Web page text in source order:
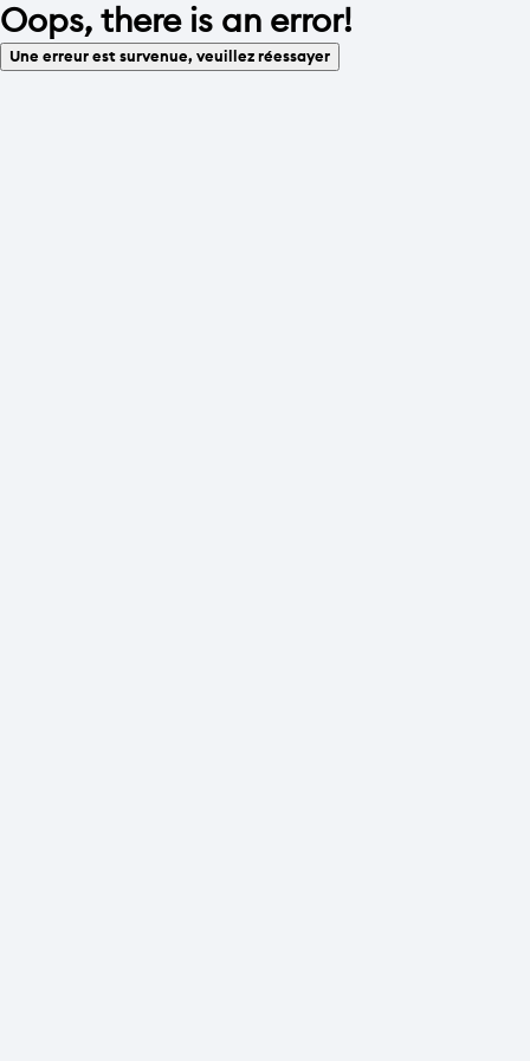
Oops, there is an error!
Une erreur est survenue, veuillez réessayer